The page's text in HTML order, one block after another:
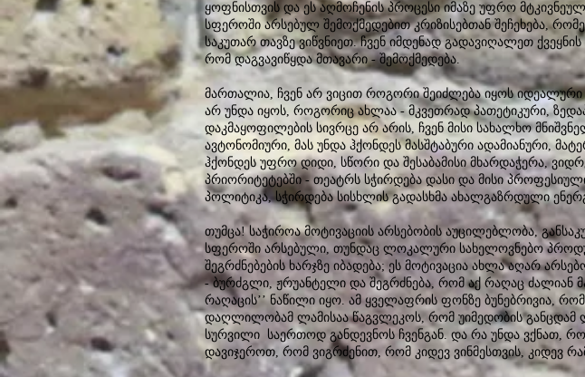
ყოფნისთვის და ეს აღმოჩენის პროცესი იმაზე უფრო
სფეროში არსებულ შემოქმედებით კრიზისებთან შეჩეხება,
საკუთარ თავზე ვიწვნიეთ. ჩვენ იმდენად გადავიღალეთ
რომ დაგვავიწყდა მთავარი - შემოქმედება.
მართალია, ჩვენ არ ვიცით როგორი შეიძლება იყოს იდეალური
არ უნდა იყოს, როგორიც ახლაა - მკვეთრად პათეტიკური,
დაკმაყოფილების სივრცე არ არის, ჩვენ მისი სახალხო
ავტონომიური, მას უნდა ჰქონდეს მასშტაბური ადამიანური,
ჰქონდეს უფრო დიდი, სწორი და შესაბამისი მხარდაჭერა,
პრიორიტეტებში - თეატრს სჭირდება დასი და მისი
პოლიტიკა, სჭირდება სისხლის გადასხმა ახალგაზრდული
თუმცა! საჭიროა მოტივაციის არსებობის აუცილებლობა,
სფეროში არსებული, თუნდაც ლოკალური სახელოვნებო
შეგრძნებების ხარჯზე იბადება; ეს მოტივაცია ახლა აღარ
- ბურძგლი, ჟრუანტელი და შეგრძნება, რომ აქ რაღაც ძალიან
რაღაცის’’ ნაწილი იყო. ამ ყველაფრის ფონზე ბუნებრივია,
დაღლილობამ ლამისაა წაგვლეკოს, რომ უიმედობის განცდამ
სურვილი საერთოდ განდევნოს ჩვენგან. და რა უნდა ვქნათ,
დავიჯეროთ, რომ ვიგრძენით, რომ კიდევ ვინმესთვის, კიდევ